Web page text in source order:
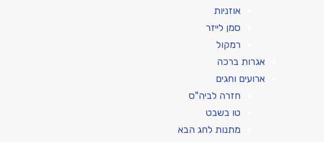
אוזניות
סמן לייזר
רמקול
אגרות ברכה
ארועים וחגים
חזרה לביה"ס
טו בשבט
מתנות לחג הבא